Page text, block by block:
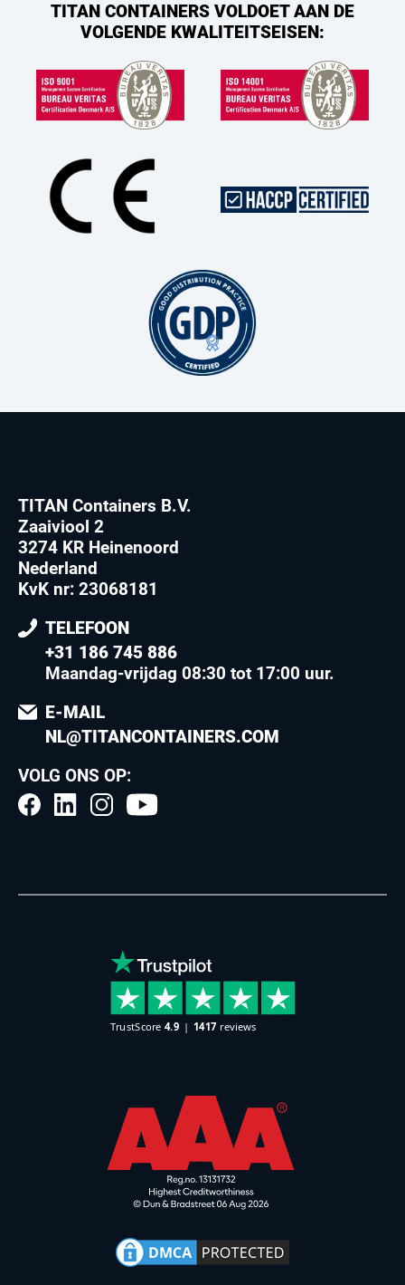
TITAN CONTAINERS VOLDOET AAN DE
VOLGENDE KWALITEITSEISEN:
TITAN Containers B.V.
Zaaiviool 2
3274 KR Heinenoord
Nederland
KvK nr: 23068181
TELEFOON
+31 186 745 886
Maandag-vrijdag 08:30 tot 17:00 uur.
E-MAIL
NL@TITANCONTAINERS.COM
VOLG ONS OP: